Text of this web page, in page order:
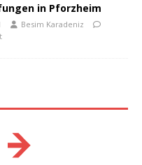
in Pforzheim
Besim Karadeniz